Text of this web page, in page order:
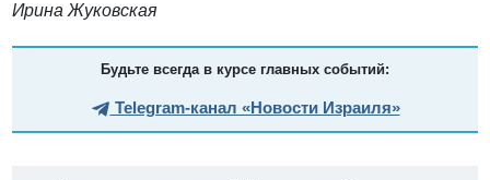
Ирина Жуковская
Будьте всегда в курсе главных событий:
Telegram-канал «Новости Израиля»